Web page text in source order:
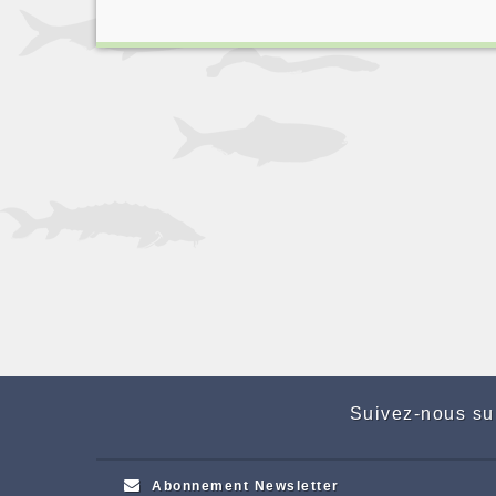
Suivez-nous
Abonnement Newsletter